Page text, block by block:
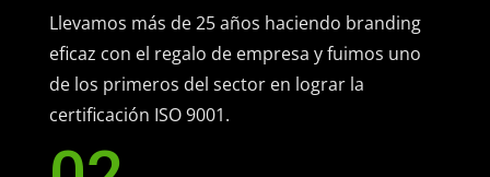
Llevamos más de 25 años haciendo branding
eficaz con el regalo de empresa y fuimos uno
de los primeros del sector en lograr la
certificación ISO 9001.